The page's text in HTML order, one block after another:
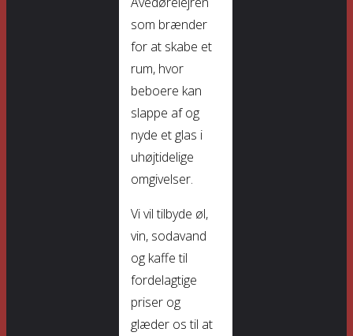
som brænder
for at skabe et
rum, hvor
beboere kan
slappe af og
nyde et glas i
uhøjtidelige
omgivelser.
Vi vil tilbyde øl,
vin, sodavand
og kaffe til
fordelagtige
priser og
glæder os til at